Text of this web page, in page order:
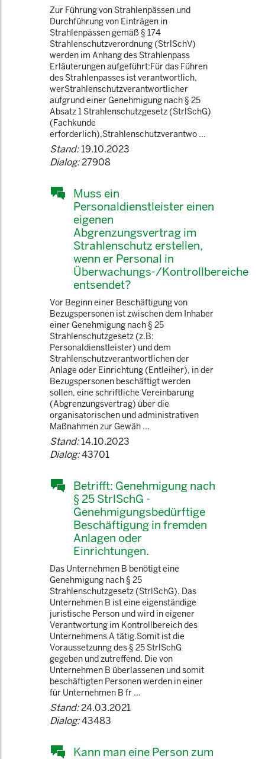
Zur Führung von Strahlenpässen und
Durchführung von Einträgen in
Strahlenpässen gemäß § 174
Strahlenschutzverordnung (StrlSchV)
werden im Anhang des Strahlenpass
Erläuterungen aufgeführt:Für das Führen
des Strahlenpasses ist verantwortlich,
werStrahlenschutzverantwortlicher
aufgrund einer Genehmigung nach § 25
Absatz 1 Strahlenschutzgesetz (StrlSchG)
(Fachkunde
erforderlich),Strahlenschutzverantwo ...
Stand:19.10.2023
Dialog:27908
Muss ein
Personaldienstleister einen
eigenen
Abgrenzungsvertrag im
Strahlenschutz erstellen,
wenn er Personal in
Überwachungs-/Kontrollbereiche
entsendet?
Vor Beginn einer Beschäftigung von
Bezugspersonen ist zwischen dem Inhaber
einer Genehmigung nach § 25
Strahlenschutzgesetz (z.B:
Personaldienstleister) und dem
Strahlenschutzverantwortlichen der
Anlage oder Einrichtung (Entleiher), in der
Bezugspersonen beschäftigt werden
sollen, eine schriftliche Vereinbarung
(Abgrenzungsvertrag) über die
organisatorischen und administrativen
Maßnahmen zur Gewäh ...
Stand:14.10.2023
Dialog:43701
Betrifft: Genehmigung nach
§ 25 StrlSchG -
Genehmigungsbedürftige
Beschäftigung in fremden
Anlagen oder
Einrichtungen.
Das Unternehmen B benötigt eine
Genehmigung nach § 25
Strahlenschutzgesetz (StrlSchG). Das
Unternehmen B ist eine eigenständige
juristische Person und wird in eigener
Verantwortung im Kontrollbereich des
Unternehmens A tätig.Somit ist die
Voraussetzunng des § 25 StrlSchG
gegeben und zutreffend. Die von
Unternehmen B überlassenen und somit
beschäftigten Personen werden in einer
für Unternehmen B fr ...
Stand:24.03.2021
Dialog:43483
Kann man eine Person zum